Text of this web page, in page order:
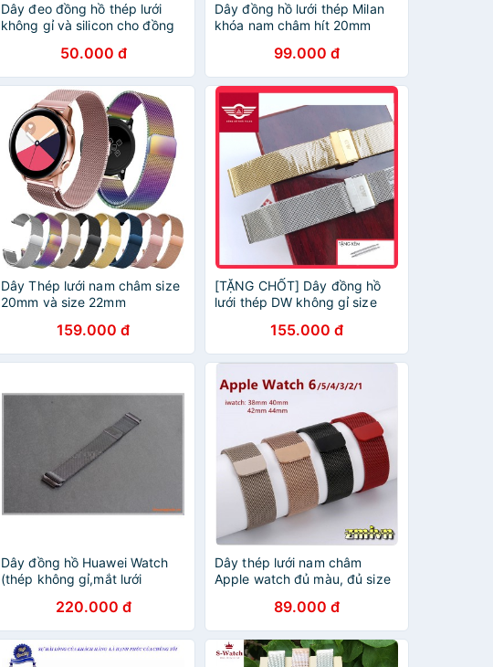
Dây đeo đồng hồ thép lưới
không gỉ và silicon cho đồng
50.000 đ
Dây đồng hồ lưới thép Milan
khóa nam châm hít 20mm
99.000 đ
Dây Thép lưới nam châm size
20mm và size 22mm
159.000 đ
[TẶNG CHỐT] Dây đồng hồ
lưới thép DW không gỉ size
chuẩn đẹp155.000 đ
Dây đồng hồ Huawei Watch
(thép không gỉ,mắt lưới
220.000 đ
Dây thép lưới nam châm
Apple watch đủ màu, đủ size
89.000 đ